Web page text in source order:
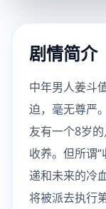
剧情简介
中年男人姜斗
迫，毫无尊严
友有一个8岁
收养。但所谓
递和未来的冷
将被派去执行